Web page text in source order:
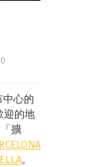
0
中心的
迎的地
擴
。